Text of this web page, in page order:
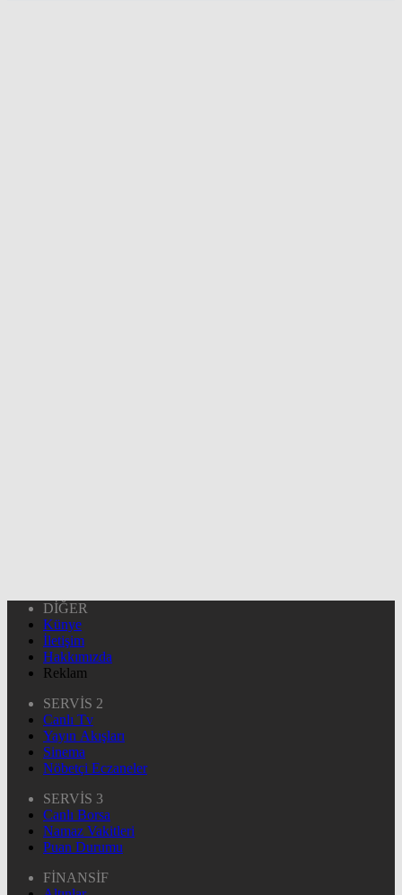
DİĞER
Künye
İletişim
Hakkımızda
Reklam
SERVİS 2
Canlı Tv
Yayın Akışları
Sinema
Nöbetçi Eczaneler
SERVİS 3
Canlı Borsa
Namaz Vakitleri
Puan Durumu
FİNANSİF